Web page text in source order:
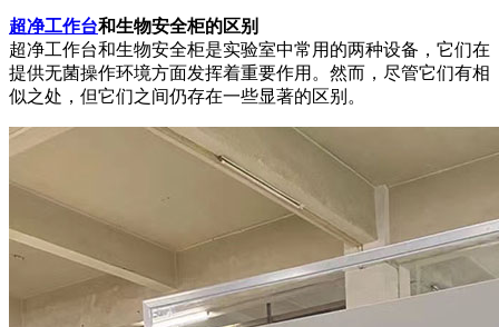
超净工作台和生物安全柜的区别
超净工作台和生物安全柜是实验室中常用的两种设备，它们在
提供无菌操作环境方面发挥着重要作用。然而，尽管它们有相
似之处，但它们之间仍存在一些显著的区别。